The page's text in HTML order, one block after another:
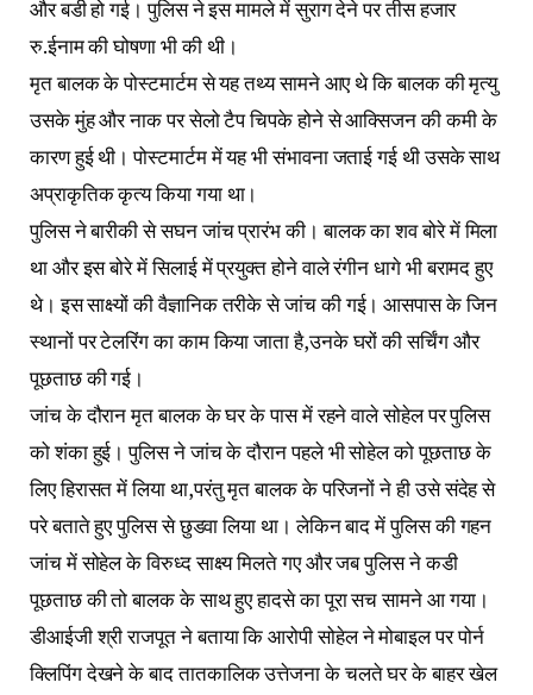
और बडी हो गई। पुलिस ने इस मामले में सुराग देने पर तीस हजार
रु.ईनाम की घोषणा भी की थी।
मृत बालक के पोस्टमार्टम से यह तथ्य सामने आए थे कि बालक की मृत्यु
उसके मुंह और नाक पर सेलो टैप चिपके होने से आक्सिजन की कमी के
कारण हुई थी। पोस्टमार्टम में यह भी संभावना जताई गई थी उसके साथ
अप्राकृतिक कृत्य किया गया था।
पुलिस ने बारीकी से सघन जांच प्रारंभ की। बालक का शव बोरे में मिला
था और इस बोरे में सिलाई में प्रयुक्त होने वाले रंगीन धागे भी बरामद हुए
थे। इस साक्ष्यों की वैज्ञानिक तरीके से जांच की गई। आसपास के जिन
स्थानों पर टेलरिंग का काम किया जाता है,उनके घरों की सर्चिंग और
पूछताछ की गई।
जांच के दौरान मृत बालक के घर के पास में रहने वाले सोहेल पर पुलिस
को शंका हुई। पुलिस ने जांच के दौरान पहले भी सोहेल को पूछताछ के
लिए हिरासत में लिया था,परंतु मृत बालक के परिजनों ने ही उसे संदेह से
परे बताते हुए पुलिस से छुडवा लिया था। लेकिन बाद में पुलिस की गहन
जांच में सोहेल के विरुध्द साक्ष्य मिलते गए और जब पुलिस ने कडी
पूछताछ की तो बालक के साथ हुए हादसे का पूरा सच सामने आ गया।
डीआईजी श्री राजपूत ने बताया कि आरोपी सोहेल ने मोबाइल पर पोर्न
क्लिपिंग देखने के बाद तातकालिक उत्तेजना के चलते घर के बाहर खेल